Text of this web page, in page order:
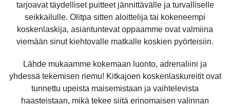
tarjoavat täydelliset puitteet jännittävälle ja turvalliselle
seikkailulle. Olitpa sitten aloittelija tai kokeneempi
koskenlaskija, asiantuntevat oppaamme ovat valmiina
viemään sinut kiehtovalle matkalle koskien pyörteisiin.
Lähde mukaamme kokemaan luonto, adrenaliini ja
yhdessä tekemisen riemu! Kitkajoen koskenlaskureitit ovat
tunnettu upeista maisemistaan ja vaihtelevista
haasteistaan, mikä tekee siitä erinomaisen valinnan